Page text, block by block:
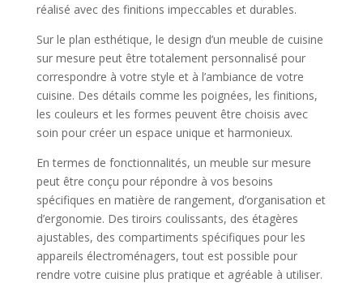
réalisé avec des finitions impeccables et durables.
Sur le plan esthétique, le design d’un meuble de cuisine
sur mesure peut être totalement personnalisé pour
correspondre à votre style et à l’ambiance de votre
cuisine. Des détails comme les poignées, les finitions,
les couleurs et les formes peuvent être choisis avec
soin pour créer un espace unique et harmonieux.
En termes de fonctionnalités, un meuble sur mesure
peut être conçu pour répondre à vos besoins
spécifiques en matière de rangement, d’organisation et
d’ergonomie. Des tiroirs coulissants, des étagères
ajustables, des compartiments spécifiques pour les
appareils électroménagers, tout est possible pour
rendre votre cuisine plus pratique et agréable à utiliser.